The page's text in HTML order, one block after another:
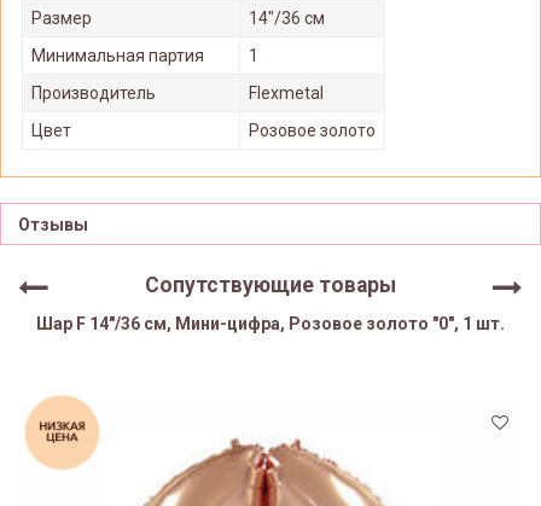
Размер
14"/36 см
Минимальная партия
1
Производитель
Flexmetal
Цвет
Розовое золото
Отзывы
Сопутствующие товары
Шар F 14"/36 см, Мини-цифра, Розовое золото "0", 1 шт.